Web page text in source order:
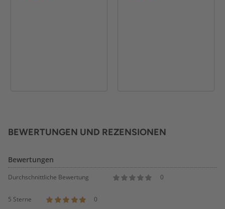
BEWERTUNGEN UND REZENSIONEN
Bewertungen
Durchschnittliche Bewertung 0
5 Sterne
0